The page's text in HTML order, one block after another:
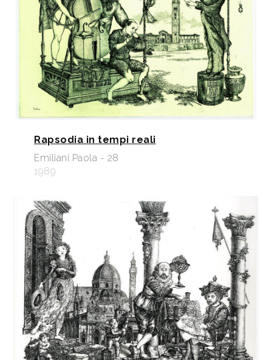
Rapsodia in tempi reali
Emiliani Paola - 28
1989